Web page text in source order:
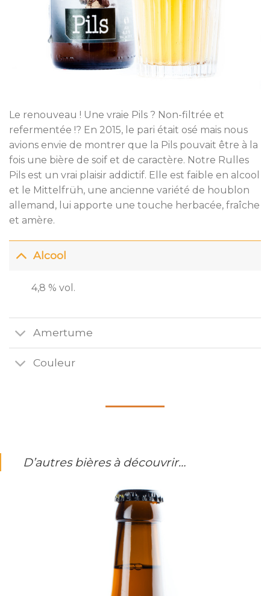
Le renouveau ! Une vraie Pils ? Non-filtrée et
refermentée !? En 2015, le pari était osé mais nous
avions envie de montrer que la Pils pouvait être à la
fois une bière de soif et de caractère. Notre Rulles
Pils est un vrai plaisir addictif. Elle est faible en alcool
et le Mittelfrüh, une ancienne variété de houblon
allemand, lui apporte une touche herbacée, fraîche
et amère.
Alcool
4,8 % vol.
Amertume
Couleur
D’autres bières à découvrir…